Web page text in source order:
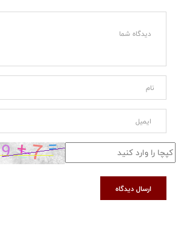
ارسال دیدگاه